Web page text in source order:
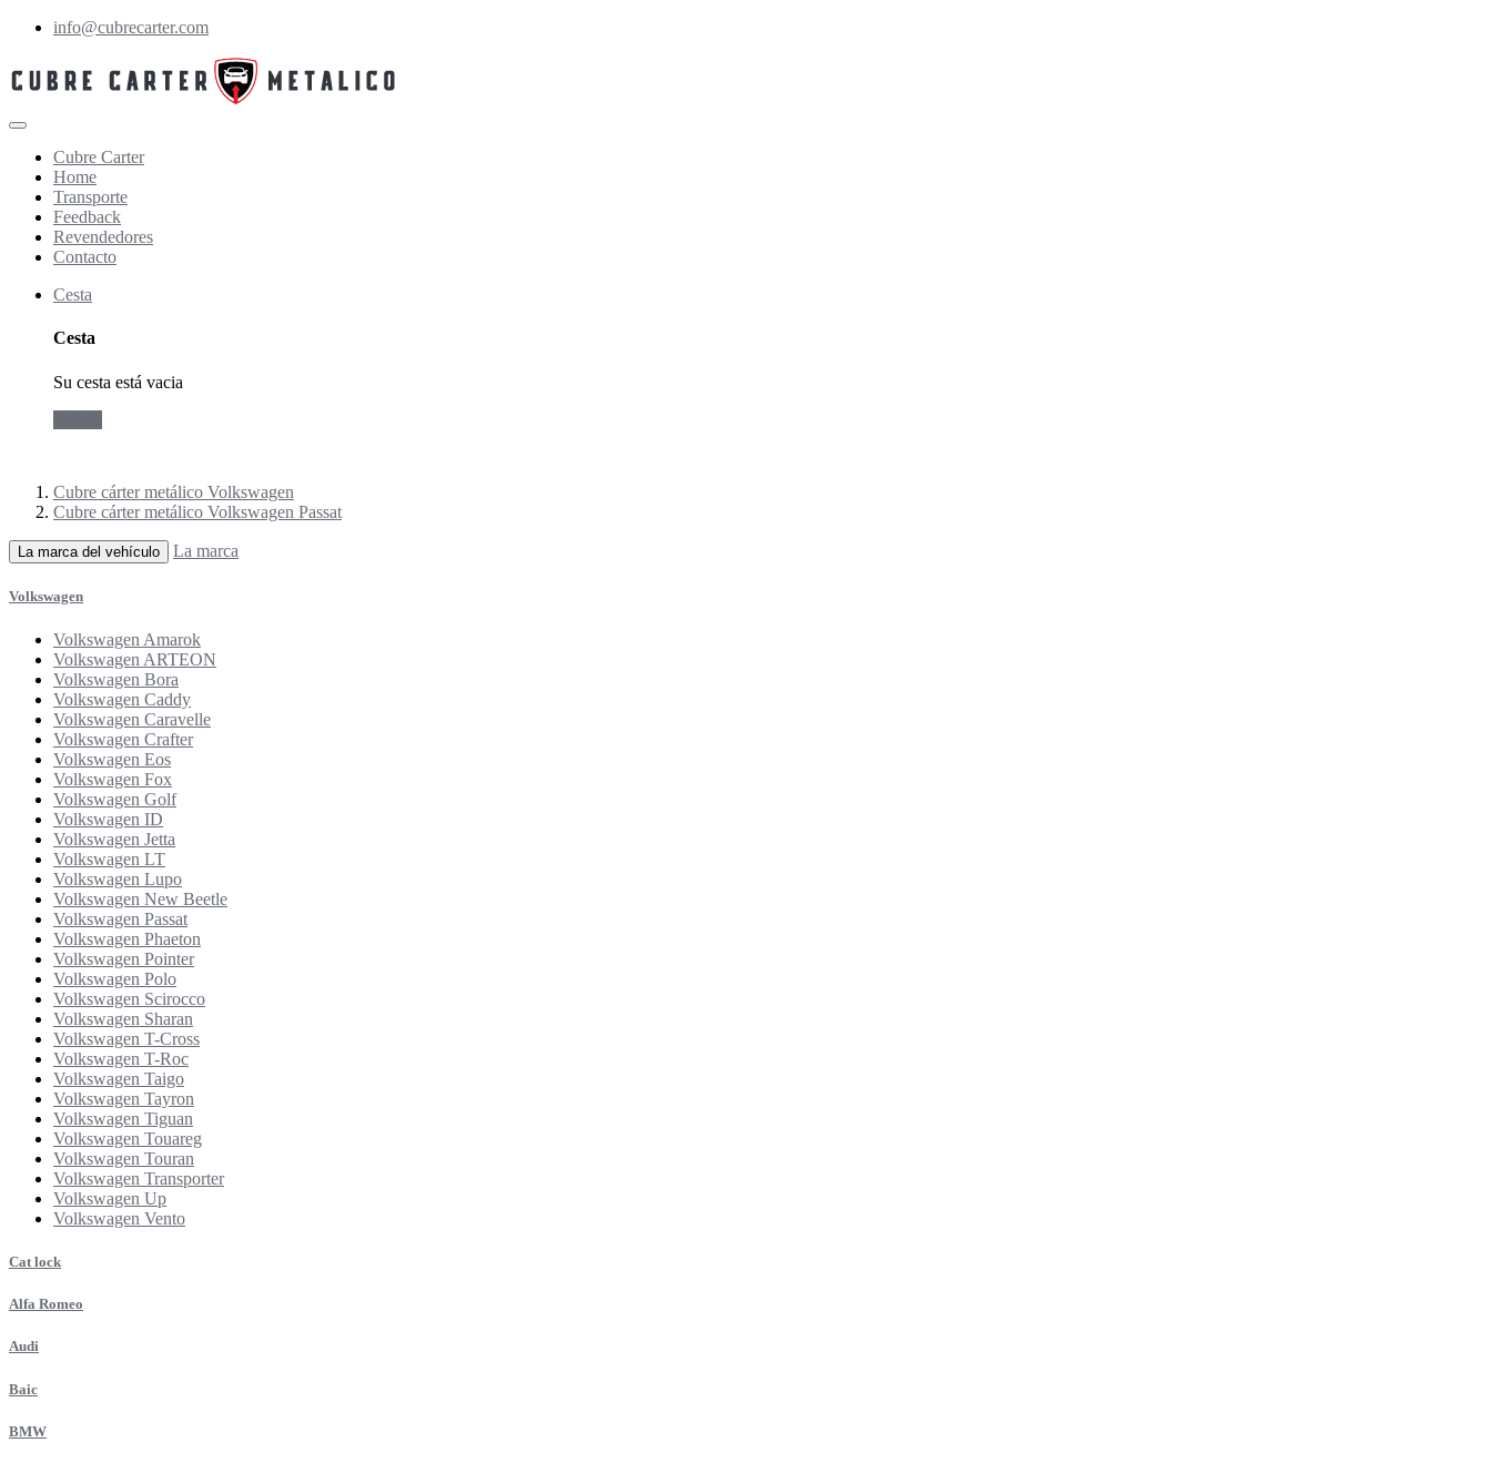
info@cubrecarter.com
Cubre Carter
Home
Transporte
Feedback
Revendedores
Contacto
Cesta
Cesta
Su cesta está vacia
Cubre cárter metálico Volkswagen
Cubre cárter metálico Volkswagen Passat
La marca del vehículo La marca
Volkswagen
Volkswagen Amarok
Volkswagen ARTEON
Volkswagen Bora
Volkswagen Caddy
Volkswagen Caravelle
Volkswagen Crafter
Volkswagen Eos
Volkswagen Fox
Volkswagen Golf
Volkswagen ID
Volkswagen Jetta
Volkswagen LT
Volkswagen Lupo
Volkswagen New Beetle
Volkswagen Passat
Volkswagen Phaeton
Volkswagen Pointer
Volkswagen Polo
Volkswagen Scirocco
Volkswagen Sharan
Volkswagen T-Cross
Volkswagen T-Roc
Volkswagen Taigo
Volkswagen Tayron
Volkswagen Tiguan
Volkswagen Touareg
Volkswagen Touran
Volkswagen Transporter
Volkswagen Up
Volkswagen Vento
Cat lock
Alfa Romeo
Audi
Baic
BMW